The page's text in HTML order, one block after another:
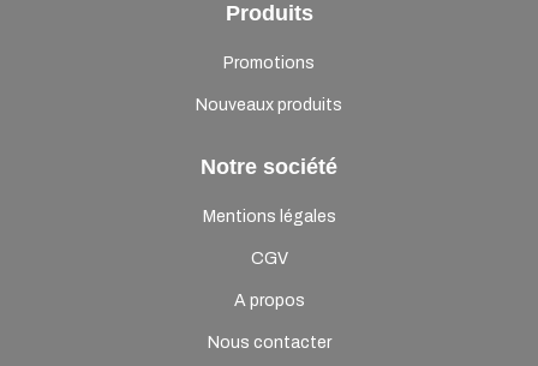
Produits
Promotions
Nouveaux produits
Notre société
Mentions légales
CGV
A propos
Nous contacter